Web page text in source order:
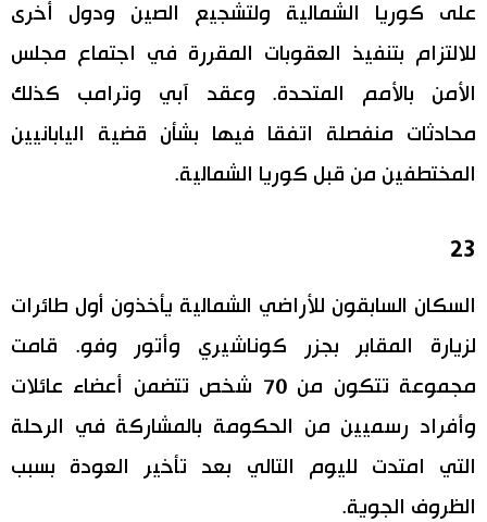
على كوريا الشمالية ولتشجيع الصين ودول أخرى
للالتزام بتنفيذ العقوبات المقررة في اجتماع مجلس
الأمن بالأمم المتحدة. وعقد آبي وترامب كذلك
محادثات منفصلة اتفقا فيها بشأن قضية اليابانيين
المختطفين من قبل كوريا الشمالية.
23
السكان السابقون للأراضي الشمالية يأخذون أول طائرات
لزيارة المقابر بجزر كوناشيري وأتور وفو. قامت
مجموعة تتكون من 70 شخص تتضمن أعضاء عائلات
وأفراد رسميين من الحكومة بالمشاركة في الرحلة
التي امتدت لليوم التالي بعد تأخير العودة بسبب
الظروف الجوية.